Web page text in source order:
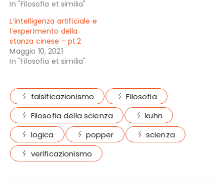
In "Filosofia et similia"
L’intelligenza artificiale e
l’esperimento della
stanza cinese – pt.2
Maggio 10, 2021
In "Filosofia et similia"
falsificazionismo
Filosofia
Filosofia della scienza
kuhn
logica
popper
scienza
verificazionismo